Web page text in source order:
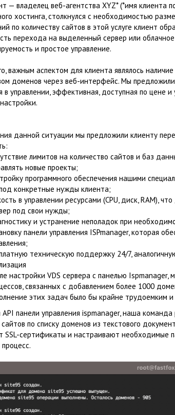
— владелец веб-агентства XYZ* (*имя клиента
хостинга, столкнулся с необходимостью
по количеству сайтов в этой услуге клиент
перехода на выделенный сервер или
и простое управление.
важным аспектом для клиента являлось
доменов через веб-интерфейс. Мы
в управлении, эффективная, доступная по цене
данной ситуации мы предложили клиенту
лимитов на количество сайтов и баз
новые проекты;
программного обеспечения нашими
конкретные нужды клиента;
в управлении ресурсами (CPU, диск, RAM),
под свои нужды;
и устранение неполадок при
панели управления ISPmanager, которая
техническую поддержку 24/7,
настройки VDS сервера с панелью
связанных с добавлением более 1000
этих задач было бы крайне трудоемким
API панели управления ispmanager, наша
по списку доменов из текстового
SSL-сертификаты и настраивают необходимые